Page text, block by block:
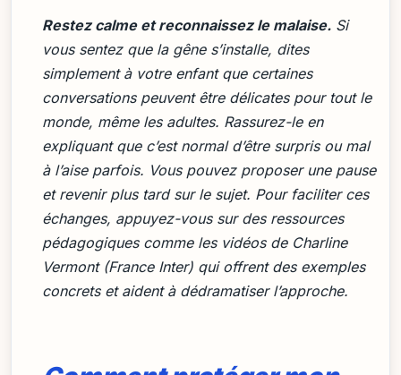
Restez calme et reconnaissez le malaise. Si
vous sentez que la gêne s’installe, dites
simplement à votre enfant que certaines
conversations peuvent être délicates pour tout le
monde, même les adultes. Rassurez-le en
expliquant que c’est normal d’être surpris ou mal
à l’aise parfois. Vous pouvez proposer une pause
et revenir plus tard sur le sujet. Pour faciliter ces
échanges, appuyez-vous sur des ressources
pédagogiques comme les vidéos de Charline
Vermont (France Inter) qui offrent des exemples
concrets et aident à dédramatiser l’approche.